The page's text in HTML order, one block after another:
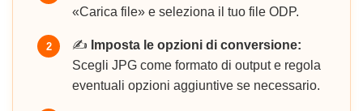
«Carica file» e seleziona il tuo file ODP.
2 ✍️ Imposta le opzioni di conversione:
Scegli JPG come formato di output e regola
eventuali opzioni aggiuntive se necessario.